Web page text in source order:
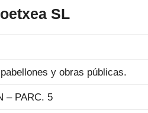
SL
y obras públicas.
– PARC. 5